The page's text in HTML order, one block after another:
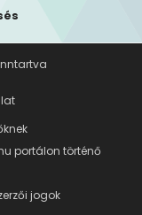
portálon történő
jogok